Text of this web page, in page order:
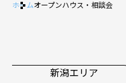
ホームオープンハウス・相談会
新潟エリア